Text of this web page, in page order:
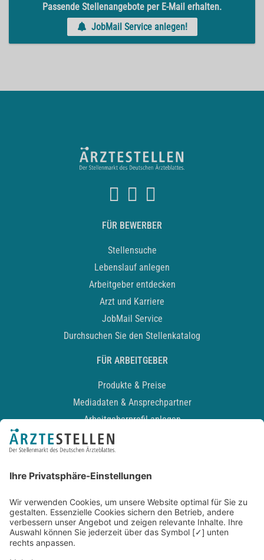
Passende Stellenangebote per E-Mail erhalten.
JobMail Service anlegen!
FÜR BEWERBER
Stellensuche
Lebenslauf anlegen
Arbeitgeber entdecken
Arzt und Karriere
JobMail Service
Durchsuchen Sie den Stellenkatalog
FÜR ARBEITGEBER
Produkte & Preise
Mediadaten & Ansprechpartner
Arbeitgeberprofil anlegen
Recruiting-Podcast
Kontakt
Datenschutz
Newsletter